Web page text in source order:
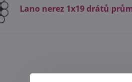
Lano nerez 1x19 drátů